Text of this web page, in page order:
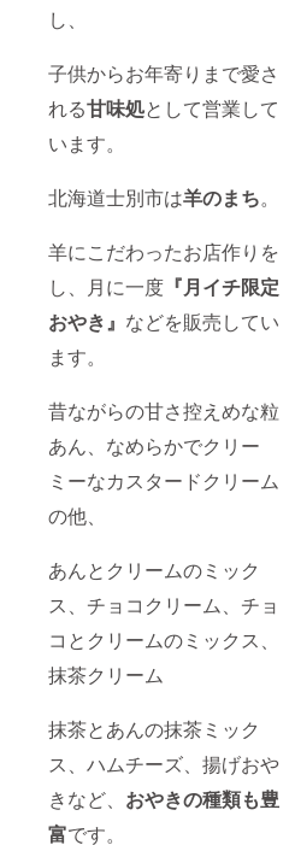
し、
子供からお年寄りまで愛さ
れる甘味処として営業して
います。
北海道士別市は羊のまち。
羊にこだわったお店作りを
し、月に一度 『月イチ限定
おやき』 などを販売してい
ます。
昔ながらの甘さ控えめな粒
あん、なめらかでクリー
ミーなカスタードクリーム
の他、
あんとクリームのミック
ス、チョコクリーム、チョ
コとクリームのミックス、
抹茶クリーム
抹茶とあんの抹茶ミック
ス、ハムチーズ、揚げおや
きなど、 おやきの種類も豊
富です。